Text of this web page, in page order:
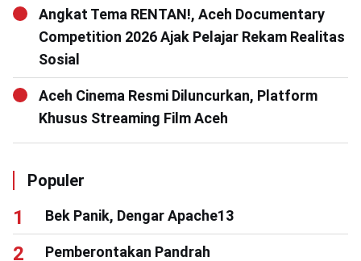
Angkat Tema RENTAN!, Aceh Documentary
Competition 2026 Ajak Pelajar Rekam Realitas
Sosial
Aceh Cinema Resmi Diluncurkan, Platform
Khusus Streaming Film Aceh
Populer
Bek Panik, Dengar Apache13
Pemberontakan Pandrah